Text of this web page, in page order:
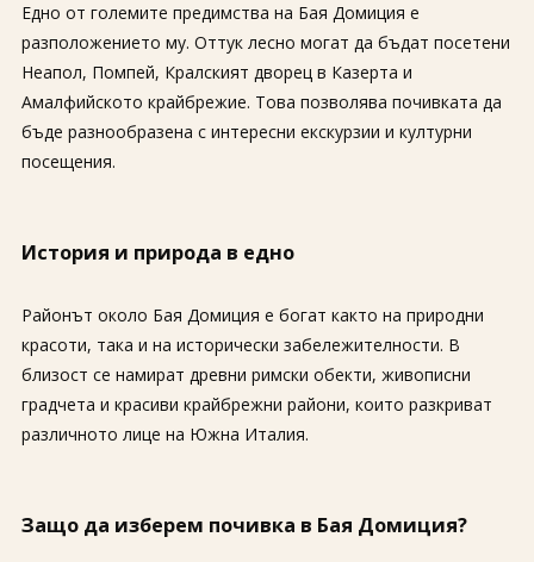
Едно от големите предимства на Бая Домиция е
разположението му. Оттук лесно могат да бъдат посетени
Неапол, Помпей, Кралският дворец в Казерта и
Амалфийското крайбрежие. Това позволява почивката да
бъде разнообразена с интересни екскурзии и културни
посещения.
История и природа в едно
Районът около Бая Домиция е богат както на природни
красоти, така и на исторически забележителности. В
близост се намират древни римски обекти, живописни
градчета и красиви крайбрежни райони, които разкриват
различното лице на Южна Италия.
Защо да изберем почивка в Бая Домиция?